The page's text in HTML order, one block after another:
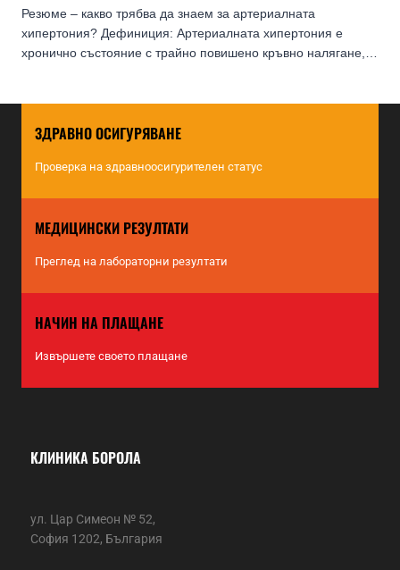
Резюме – какво трябва да знаем за артериалната
хипертония? Дефиниция: Артериалната хипертония е
хронично състояние с трайно повишено кръвно налягане,…
ЗДРАВНО ОСИГУРЯВАНЕ
Проверка на здравноосигурителен статус
МЕДИЦИНСКИ РЕЗУЛТАТИ
Преглед на лабораторни резултати
НАЧИН НА ПЛАЩАНЕ
Извършете своето плащане
КЛИНИКА БОРОЛА
ул. Цар Симеон № 52,
София 1202, България